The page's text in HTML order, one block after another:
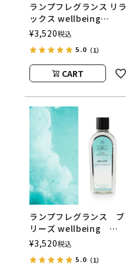
ランプフレグランス リラ
ックス wellbeing
500ml フレグランスラ
ンプ用オイル
ASHLEIGH&BURWOOD
（アシュレイアンドバー
ウッド）
¥3,520税込
5.0 （1）
CART
ランプフレグランス ブ
リーズ wellbeing
500ml フレグランスラ
ンプ用オイル
¥3,520税込
5.0 （1）